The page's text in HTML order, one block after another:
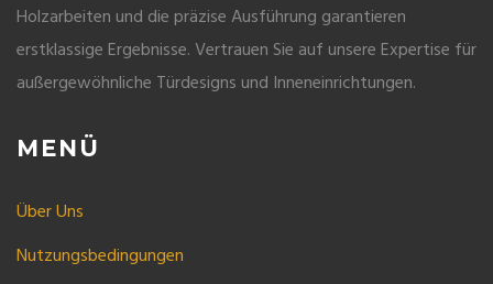
Holzarbeiten und die präzise Ausführung garantieren
erstklassige Ergebnisse. Vertrauen Sie auf unsere Expertise für
außergewöhnliche Türdesigns und Inneneinrichtungen.
MENÜ
Über Uns
Nutzungsbedingungen